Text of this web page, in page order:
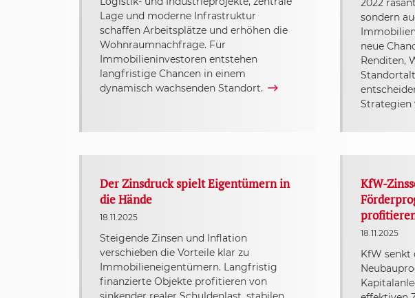
Lage und moderne Infrastruktur
schaffen Arbeitsplätze und erhöhen die
Wohnraumnachfrage. Für
Immobilieninvestoren entstehen
langfristige Chancen in einem
dynamisch wachsenden Standort.
sondern
neue
Renditen,
Strategien
Der Zinsdruck spielt Eigentümern in
die Hände
18.11.2025
Steigende Zinsen und Inflation
verschieben die Vorteile klar zu
Immobilieneigentümern. Langfristig
finanzierte Objekte profitieren von
KfW-
18.11.2025
KfW senkt